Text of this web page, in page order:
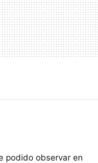
podido observar en